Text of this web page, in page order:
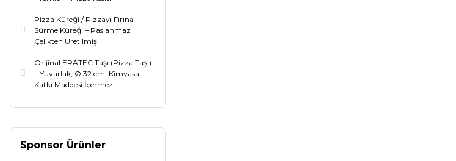
Pizza Küreği / Pizzayı Fırına
Sürme Küreği – Paslanmaz
Çelikten Üretilmiş
Orijinal ERATEC Taşı (Pizza Taşı)
– Yuvarlak, Ø 32 cm, Kimyasal
Katkı Maddesi İçermez
Sponsor Ürünler